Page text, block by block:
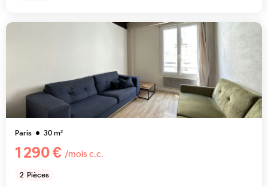
Paris 30m²
1 290 € /mois c.c.
2 Pièces